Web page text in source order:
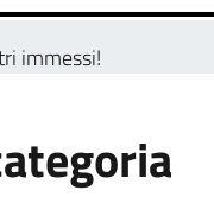
immessi!